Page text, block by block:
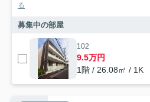
る
募集中の部屋
102
9.5万円
1階 / 26.08㎡ / 1K